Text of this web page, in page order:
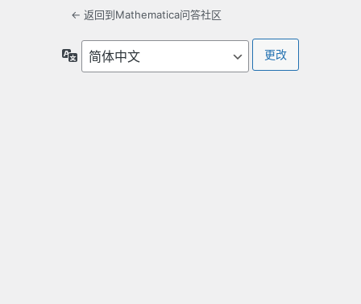
← 返回到Mathematica问答社区
言